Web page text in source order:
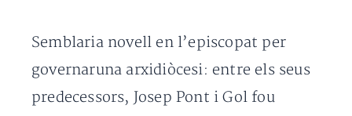
Semblaria novell en l’episcopat per
governaruna arxidiòcesi: entre els seus
predecessors, Josep Pont i Gol fou